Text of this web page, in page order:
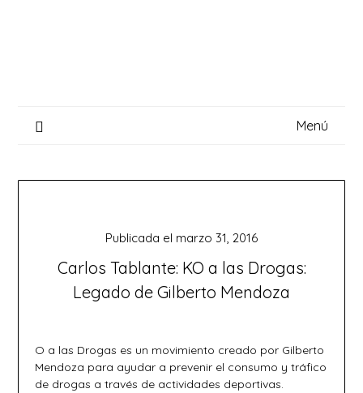
Menú
Carlos Tablante: KO a las Drogas:
Legado de Gilberto Mendoza
Publicada el marzo 31, 2016
O a las Drogas es un movimiento creado por Gilberto
Mendoza para ayudar a prevenir el consumo y tráfico
de drogas a través de actividades deportivas.